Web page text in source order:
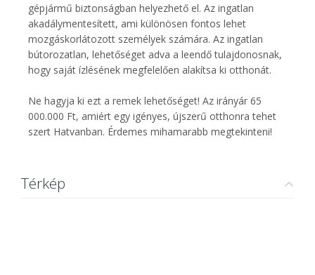
gépjármű biztonságban helyezhető el. Az ingatlan
akadálymentesített, ami különösen fontos lehet
mozgáskorlátozott személyek számára. Az ingatlan
bútorozatlan, lehetőséget adva a leendő tulajdonosnak,
hogy saját ízlésének megfelelően alakítsa ki otthonát.
Ne hagyja ki ezt a remek lehetőséget! Az irányár 65
000.000 Ft, amiért egy igényes, újszerű otthonra tehet
szert Hatvanban. Érdemes mihamarabb megtekinteni!
Térkép